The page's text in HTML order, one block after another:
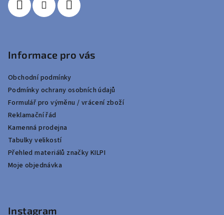
Informace pro vás
Obchodní podmínky
Podmínky ochrany osobních údajů
Formulář pro výměnu / vrácení zboží
Reklamační řád
Kamenná prodejna
Tabulky velikostí
Přehled materiálů značky KILPI
Moje objednávka
Instagram